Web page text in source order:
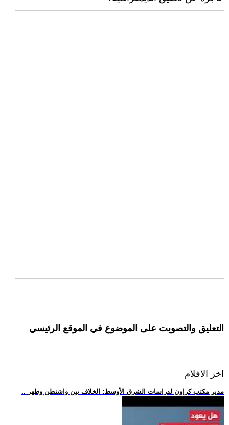
التعليق والتصويت على الموضوع في الموقع الرئيسي
اخر الافلام
.. مدير مكتب كراون لدراسات الشرق الأوسط: الخلاف بين واشنطن وطهر